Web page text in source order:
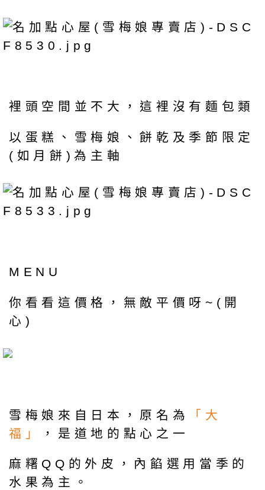
裡頭空間並不大，這裡沒有麵包類
以蛋糕、雪梅娘、餅乾及季節限定
(如月餅)為主軸
MENU
你看看這價格，無敵平價呀~(開
心)
雪梅娘來自日本，原名為
「大
福」
，是道地的點心之一
麻糬QQ的外皮，內餡選用當季的
水果為主。